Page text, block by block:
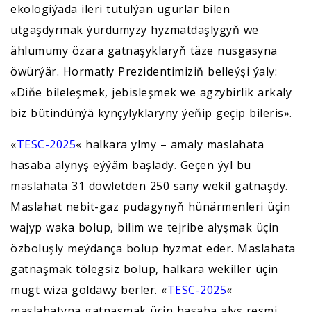
ekologiýada ileri tutulýan ugurlar bilen
utgaşdyrmak ýurdumyzy hyzmatdaşlygyň we
ählumumy özara gatnaşyklaryň täze nusgasyna
öwürýär. Hormatly Prezidentimiziň belleýşi ýaly:
«Diňe bileleşmek, jebisleşmek we agzybirlik arkaly
biz bütindünýä kynçylyklaryny ýeňip geçip bileris».
«TESC-2025« halkara ylmy – amaly maslahata
hasaba alynyş eýýäm başlady. Geçen ýyl bu
maslahata 31 döwletden 250 sany wekil gatnaşdy.
Maslahat nebit-gaz pudagynyň hünärmenleri üçin
wajyp waka bolup, bilim we tejribe alyşmak üçin
özboluşly meýdança bolup hyzmat eder. Maslahata
gatnaşmak tölegsiz bolup, halkara wekiller üçin
mugt wiza goldawy berler. «TESC-2025«